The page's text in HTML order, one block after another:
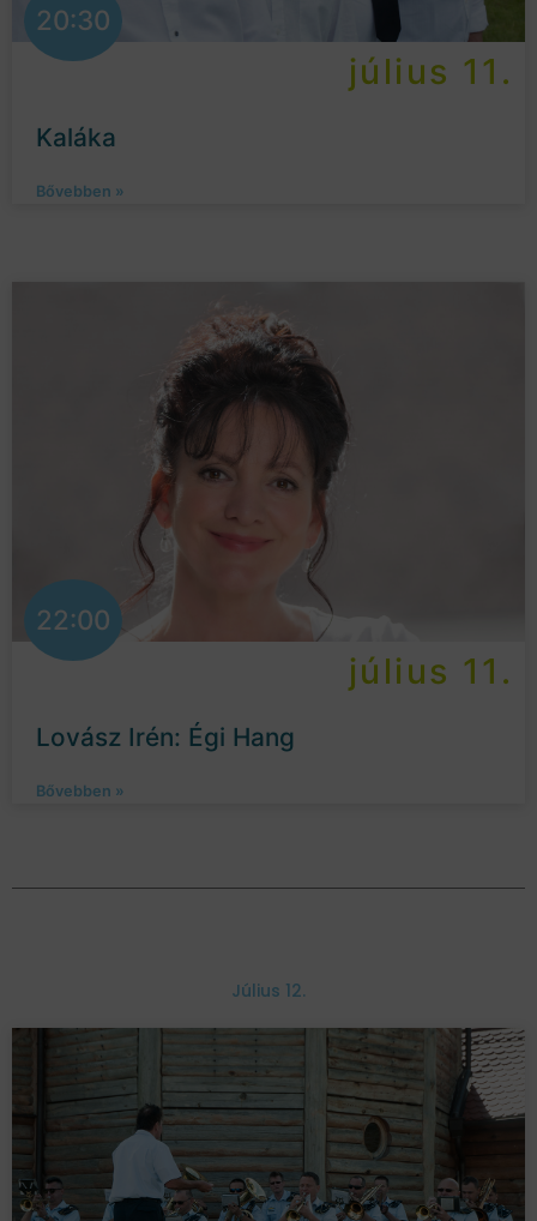
20:30
július 11.
Kaláka
Bővebben »
22:00
július 11.
Lovász Irén: Égi Hang
Bővebben »
Július 12.